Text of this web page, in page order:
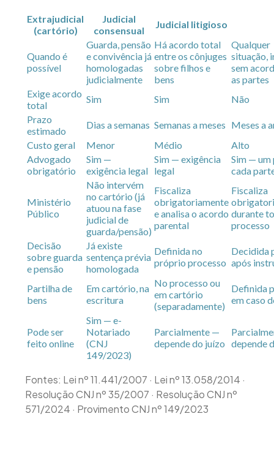
Extrajudicial
(cartório)
Judicial
consensual
Judicial litigioso
Quando é
possível
Guarda, pensão
e convivência já
homologadas
judicialmente
Há acordo total
entre os cônjuges
sobre filhos e
bens
Qualquer
situação,
sem
as partes
Exige acordo
total
Sim Sim
Não
Prazo
estimado
Dias a semanas Semanas a meses Meses a
Custo geral
Menor Médio
Alto
Advogado
obrigatório
Sim —
exigência legal
Sim — exigência
legal
Sim — um
cada
Ministério
Público
Não intervém
no cartório (já
atuou na fase
judicial de
guarda/pensão)
Fiscaliza
obrigatoriamente
e analisa o acordo
parental
Fiscaliza
durante
processo
Decisão
sobre guarda
e pensão
Já existe
sentença prévia
homologada
Definida no
próprio processo
Decidida
após
Partilha de
bens
Em cartório, na
escritura
No processo ou
em cartório
(separadamente)
Definida
em caso
Pode ser
feito online
Sim — e-
Notariado
(CNJ
149/2023)
Parcialmente —
depende do juízo depende
Fontes: Lei nº 11.441/2007 · Lei nº 13.058/2014 ·
Resolução CNJ nº 35/2007 · Resolução CNJ nº
571/2024 · Provimento CNJ nº 149/2023